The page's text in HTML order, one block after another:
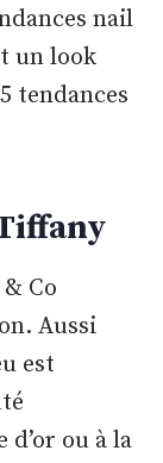
nail
un look
tendances
Co
Aussi
est
ou à la